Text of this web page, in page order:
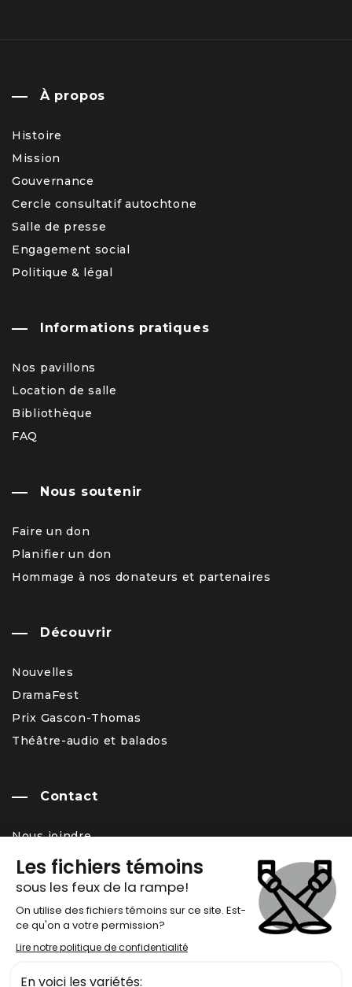
À propos
Histoire
Mission
Gouvernance
Cercle consultatif autochtone
Salle de presse
Engagement social
Politique & légal
Informations pratiques
Nos pavillons
Location de salle
Bibliothèque
FAQ
Nous soutenir
Faire un don
Planifier un don
Hommage à nos donateurs et partenaires
Découvrir
Nouvelles
DramaFest
Prix Gascon-Thomas
Théâtre-audio et balados
Contact
Nous joindre
Équipe
Carrière – offres d’emploi
Infolettre
Chronos